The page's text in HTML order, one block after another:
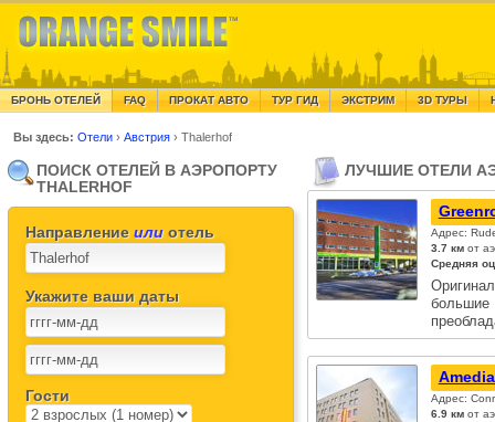
БРОНЬ ОТЕЛЕЙ FAQ ПРОКАТ АВТО ТУР ГИД ЭКСТРИМ 3D ТУРЫ
Вы здесь: Отели›Австрия›Thalerhof
ПОИСК ОТЕЛЕЙ В АЭРОПОРТУ
THALERHOF
Направлениеилиотель
Укажите ваши даты
Гости
ЛУЧШИЕ ОТЕЛИ
Адрес:
3.7 кмот
Средняя
большие
Адрес:
6.9 кмот